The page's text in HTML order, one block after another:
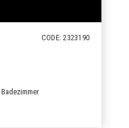
CODE: 2323190
Badezimmer